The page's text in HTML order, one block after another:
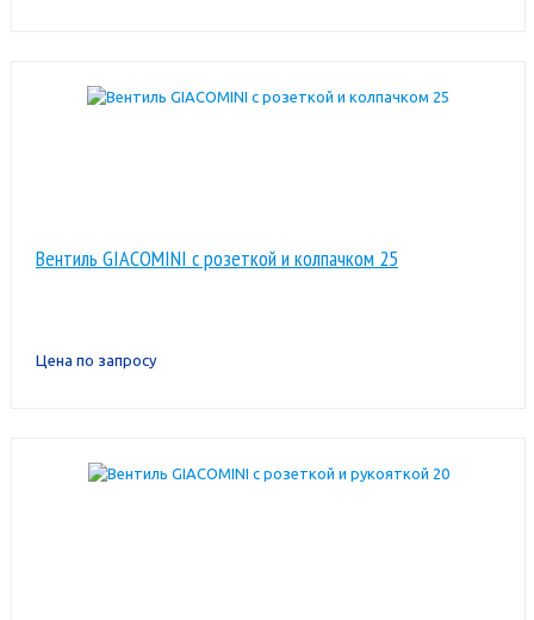
Вентиль GIACOMINI с розеткой и колпачком 25
Цена по запросу